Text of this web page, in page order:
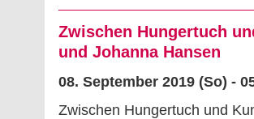
Zwischen Hungertuch
und Johanna Hansen
08. September 2019 (So) -
Zwischen Hungertuch und